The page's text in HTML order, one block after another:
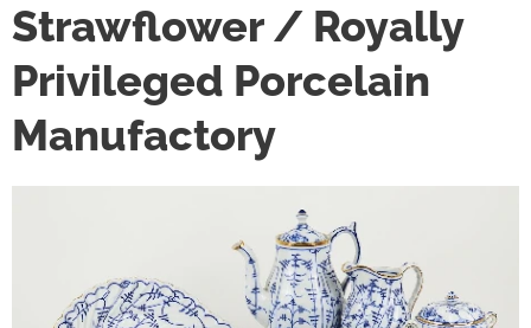
Strawflower / Royally
Privileged Porcelain
Manufactory